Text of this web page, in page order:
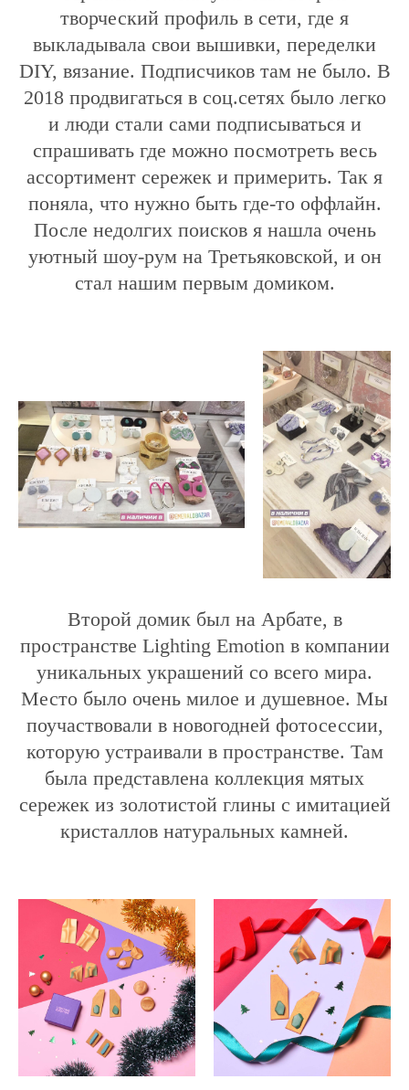
творческий профиль в сети, где я
выкладывала свои вышивки, переделки
DIY, вязание. Подписчиков там не было. В
2018 продвигаться в соц.сетях было легко
и люди стали сами подписываться и
спрашивать где можно посмотреть весь
ассортимент сережек и примерить. Так я
поняла, что нужно быть где-то оффлайн.
После недолгих поисков я нашла очень
уютный шоу-рум на Третьяковской, и он
стал нашим первым домиком.
Второй домик был на Арбате, в
пространстве Lighting Emotion в компании
уникальных украшений со всего мира.
Место было очень милое и душевное. Мы
поучаствовали в новогодней фотосессии,
которую устраивали в пространстве. Там
была представлена коллекция мятых
сережек из золотистой глины с имитацией
кристаллов натуральных камней.